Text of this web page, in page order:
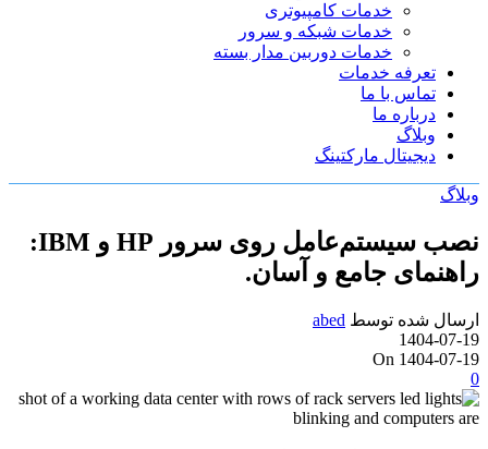
خدمات کامپیوتری
خدمات شبکه و سرور
خدمات دوربین مدار بسته
تعرفه خدمات
تماس با ما
درباره ما
وبلاگ
دیجیتال مارکتینگ
وبلاگ
نصب سیستم‌عامل روی سرور HP و IBM:
راهنمای جامع و آسان.
ارسال شده توسط abed
1404-07-19
On 1404-07-19
0